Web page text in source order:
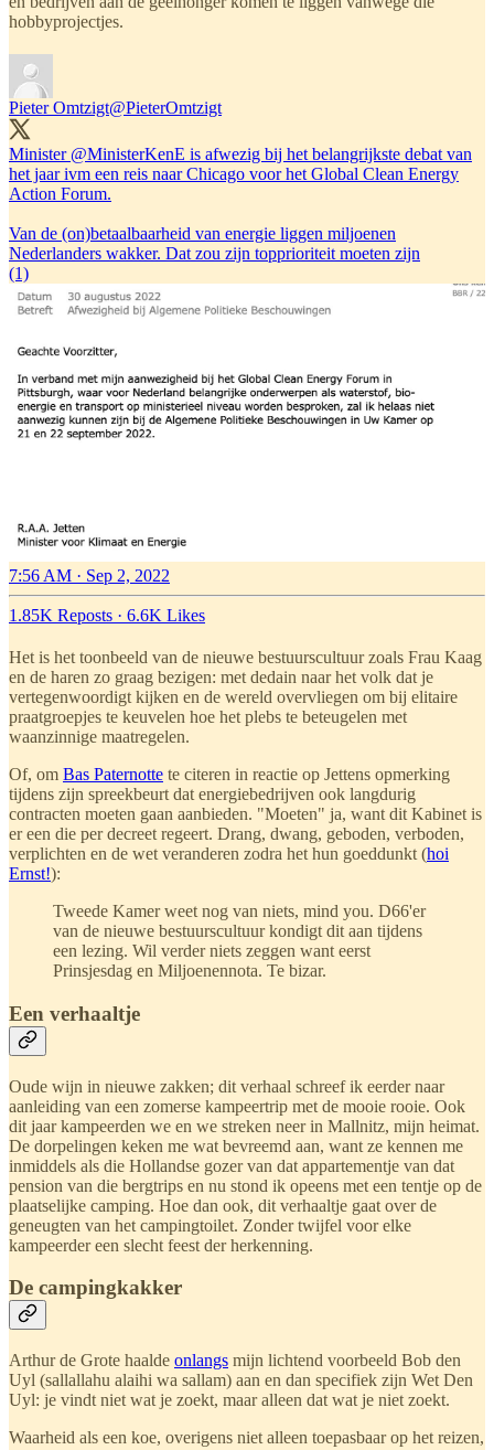
hobbyprojectjes.
Pieter Omtzigt@PieterOmtzigt
Minister @MinisterKenE is afwezig bij het belangrijkste debat van
het jaar ivm een reis naar Chicago voor het Global Clean Energy
Action Forum.
Van de (on)betaalbaarheid van energie liggen miljoenen
Nederlanders wakker. Dat zou zijn topprioriteit moeten zijn
(1)
7:56 AM · Sep 2, 2022
1.85K Reposts · 6.6K Likes
Het is het toonbeeld van de nieuwe bestuurscultuur zoals Frau Kaag
en de haren zo graag bezigen: met dedain naar het volk dat je
vertegenwoordigt kijken en de wereld overvliegen om bij elitaire
praatgroepjes te keuvelen hoe het plebs te beteugelen met
waanzinnige maatregelen.
Of, om Bas Paternotte te citeren in reactie op Jettens opmerking
tijdens zijn spreekbeurt dat energiebedrijven ook langdurig
contracten moeten gaan aanbieden. "Moeten" ja, want dit Kabinet is
er een die per decreet regeert. Drang, dwang, geboden, verboden,
verplichten en de wet veranderen zodra het hun goeddunkt (hoi
Ernst!):
Tweede Kamer weet nog van niets, mind you. D66'er
van de nieuwe bestuurscultuur kondigt dit aan tijdens
een lezing. Wil verder niets zeggen want eerst
Prinsjesdag en Miljoenennota. Te bizar.
Een verhaaltje
Oude wijn in nieuwe zakken; dit verhaal schreef ik eerder naar
aanleiding van een zomerse kampeertrip met de mooie rooie. Ook
dit jaar kampeerden we en we streken neer in Mallnitz, mijn heimat.
De dorpelingen keken me wat bevreemd aan, want ze kennen me
inmiddels als die Hollandse gozer van dat appartementje van dat
pension van die bergtrips en nu stond ik opeens met een tentje op de
plaatselijke camping. Hoe dan ook, dit verhaaltje gaat over de
geneugten van het campingtoilet. Zonder twijfel voor elke
kampeerder een slecht feest der herkenning.
De campingkakker
Arthur de Grote haalde onlangs mijn lichtend voorbeeld Bob den
Uyl (sallallahu alaihi wa sallam) aan en dan specifiek zijn Wet Den
Uyl: je vindt niet wat je zoekt, maar alleen dat wat je niet zoekt.
Waarheid als een koe, overigens niet alleen toepasbaar op het reizen,